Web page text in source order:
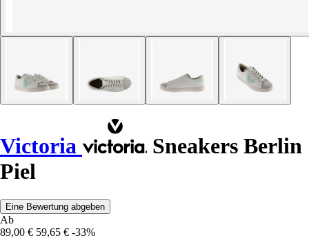
Victoria
Sneakers Berlin
Piel
Eine Bewertung abgeben
Ab
89,00 € 59,65 € -33%